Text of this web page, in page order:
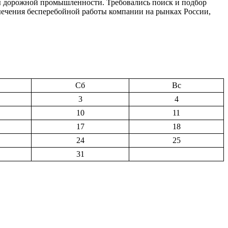
дорожной промышленности. Требовались поиск и подбор
бесперебойной работы компании на рынках России,
Сб
Вс
3
4
10
11
17
18
24
25
31